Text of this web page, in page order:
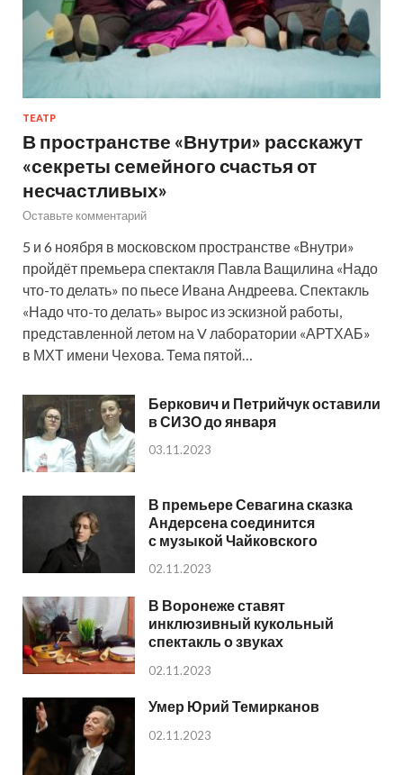
ТЕАТР
В пространстве «Внутри» расскажут
«секреты семейного счастья от
несчастливых»
Оставьте комментарий
5 и 6 ноября в московском пространстве «Внутри»
пройдёт премьера спектакля Павла Ващилина «Надо
что-то делать» по пьесе Ивана Андреева. Спектакль
«Надо что-то делать» вырос из эскизной работы,
представленной летом на V лаборатории «АРТХАБ»
в МХТ имени Чехова. Тема пятой…
Беркович и Петрийчук оставили
в СИЗО до января
03.11.2023
В премьере Севагина сказка
Андерсена соединится
с музыкой Чайковского
02.11.2023
В Воронеже ставят
инклюзивный кукольный
спектакль о звуках
02.11.2023
Умер Юрий Темирканов
02.11.2023